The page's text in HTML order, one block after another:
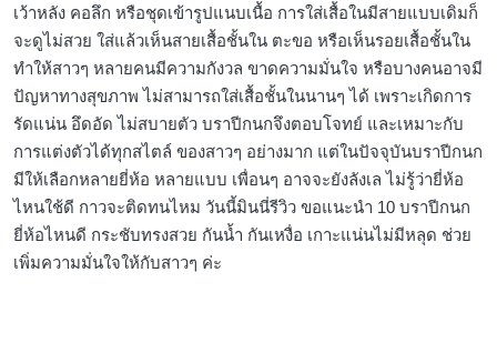
เว้าหลัง คอลึก หรือชุดเข้ารูปแนบเนื้อ การใส่เสื้อในมีสายแบบเดิมก็
จะดูไม่สวย ใส่แล้วเห็นสายเสื้อชั้นใน ตะขอ หรือเห็นรอยเสื้อชั้นใน
ทำให้สาวๆ หลายคนมีความกังวล ขาดความมั่นใจ หรือบางคนอาจมี
ปัญหาทางสุขภาพ ไม่สามารถใส่เสื้อชั้นในนานๆ ได้ เพราะเกิดการ
รัดแน่น อึดอัด ไม่สบายตัว บราปีกนกจึงตอบโจทย์ และเหมาะกับ
การแต่งตัวได้ทุกสไตล์ ของสาวๆ อย่างมาก แต่ในปัจจุบันบราปีกนก
มีให้เลือกหลายยี่ห้อ หลายแบบ เพื่อนๆ อาจจะยังลังเล ไม่รู้ว่ายี่ห้อ
ไหนใช้ดี กาวจะติดทนไหม วันนี้มินนี่รีวิว ขอแนะนำ 10 บราปีกนก
ยี่ห้อไหนดี กระชับทรงสวย กันน้ำ กันเหงื่อ เกาะแน่นไม่มีหลุด ช่วย
เพิ่มความมั่นใจให้กับสาวๆ ค่ะ